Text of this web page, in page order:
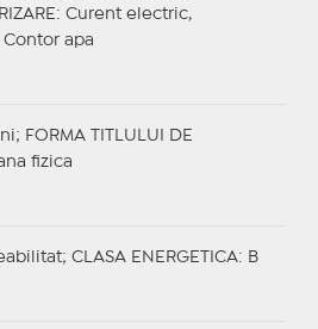
: Curent electric,
apa
FORMA TITLULUI DE
fizica
CLASA ENERGETICA: B